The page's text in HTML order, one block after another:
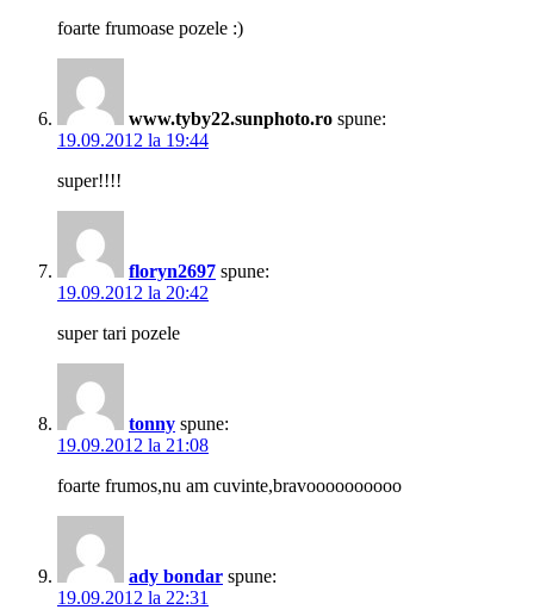
foarte frumoase pozele :)
www.tyby22.sunphoto.ro spune:
19.09.2012 la 19:44
super!!!!
floryn2697 spune:
19.09.2012 la 20:42
super tari pozele
tonny spune:
19.09.2012 la 21:08
foarte frumos,nu am cuvinte,bravoooooooooo
ady bondar spune:
19.09.2012 la 22:31